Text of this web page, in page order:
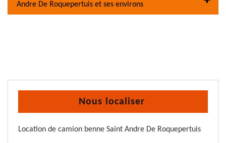
Andre De Roquepertuis et ses environs
Nous localiser
Location de camion benne Saint Andre De Roquepertuis